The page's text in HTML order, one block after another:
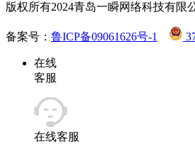
版权所有2024青岛一瞬网络科技有限
备案号： 鲁ICP备09061626号-1
在线
客服
在线客服